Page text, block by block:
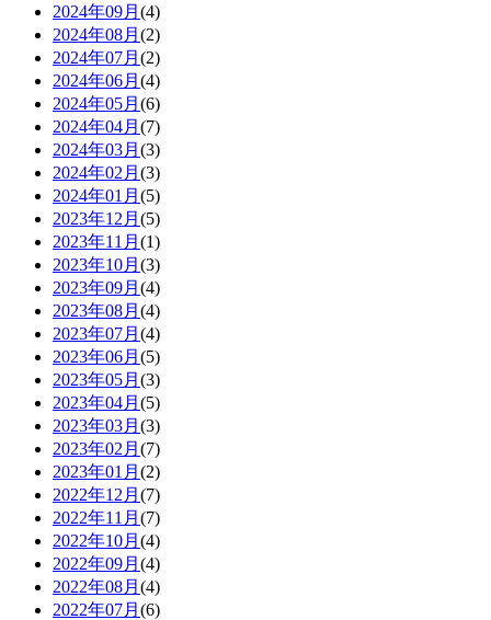
2024年09月 (4)
2024年08月 (2)
2024年07月 (2)
2024年06月 (4)
2024年05月 (6)
2024年04月 (7)
2024年03月 (3)
2024年02月 (3)
2024年01月 (5)
2023年12月 (5)
2023年11月 (1)
2023年10月 (3)
2023年09月 (4)
2023年08月 (4)
2023年07月 (4)
2023年06月 (5)
2023年05月 (3)
2023年04月 (5)
2023年03月 (3)
2023年02月 (7)
2023年01月 (2)
2022年12月 (7)
2022年11月 (7)
2022年10月 (4)
2022年09月 (4)
2022年08月 (4)
2022年07月 (6)